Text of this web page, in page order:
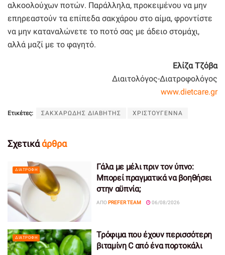
αλκοολούχων ποτών. Παράλληλα, προκειμένου να μην
επηρεαστούν τα επίπεδα σακχάρου στο αίμα, φροντίστε
να μην καταναλώνετε το ποτό σας με άδειο στομάχι,
αλλά μαζί με το φαγητό.
Ελίζα Τζόβα
Διαιτολόγος-Διατροφολόγος
www.dietcare.gr
Ετικέτες: ΣΑΚΧΑΡΩΔΗΣ ΔΙΑΒΗΤΗΣ ΧΡΙΣΤΟΥΓΕΝΝΑ
Σχετικάάρθρα
ΔΙΑΤΡΟΦΉ
Γάλα με μέλι πριν τον ύπνο:
Μπορεί πραγματικά να βοηθήσει
στην αϋπνία;
ΑΠΌ PREFER TEAM 06/08/2026
ΔΙΑΤΡΟΦΉ
Τρόφιμα που έχουν περισσότερη
βιταμίνη C από ένα πορτοκάλι